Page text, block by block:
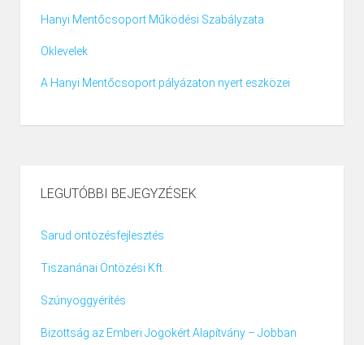
Hanyi Mentőcsoport Működési Szabályzata
Oklevelek
A Hanyi Mentőcsoport pályázaton nyert eszközei
LEGUTÓBBI BEJEGYZÉSEK
Sarud öntözésfejlesztés
Tiszanánai Öntözési Kft.
Szúnyoggyérítés
Bizottság az Emberi Jogokért Alapítvány – Jobban